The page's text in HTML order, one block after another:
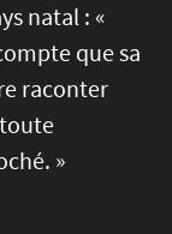
natal : «
que sa
raconter
»